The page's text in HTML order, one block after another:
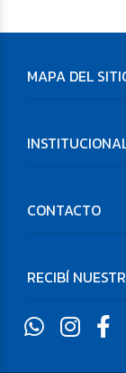
MAPA DEL
CONTACTO
RECIBÍ